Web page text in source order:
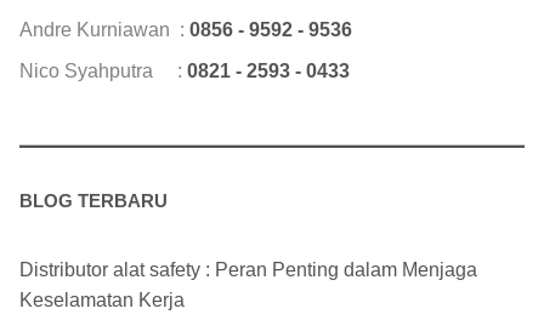
Andre Kurniawan : 0856 - 9592 - 9536
Nico Syahputra : 0821 - 2593 - 0433
BLOG TERBARU
Distributor alat safety : Peran Penting dalam Menjaga
Keselamatan Kerja